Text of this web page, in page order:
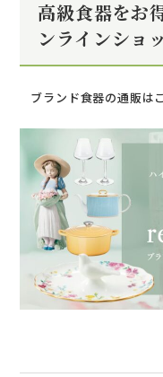
高級食器をお
ンラインショ
ブランド食器の通販は